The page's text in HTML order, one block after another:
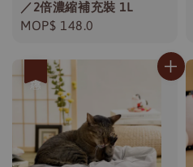
／2倍濃縮補充裝 1L
Regular
MOP$ 148.0